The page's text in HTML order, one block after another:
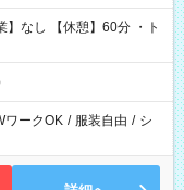
ワークOK / 服装自由 / シ